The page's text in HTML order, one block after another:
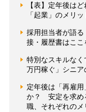
【表】定年後は
「起業」のメリ
採用担当者が語
接・履歴書はここ
特別なスキルな
万円稼ぐ」シニア
定年後は「再雇
か？ 安定を求め
職、それぞれのメ